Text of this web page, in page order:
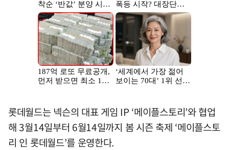
롯데월드는 넥슨의 대표 게임 IP ‘메이플스토리’와 협업
해 3월14일부터 6월14일까지 봄 시즌 축제 ‘메이플스토
리 인 롯데월드’를 운영한다.